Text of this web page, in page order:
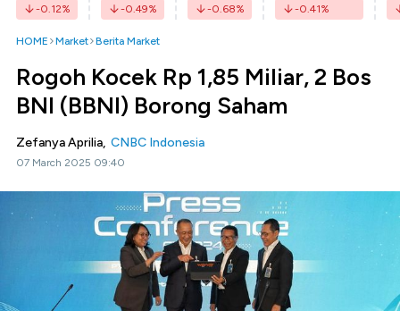
-0.12% -0.49% -0.68% -0.41%
HOME Market Berita Market
Rogoh Kocek Rp 1,85 Miliar, 2 Bos
BNI (BBNI) Borong Saham
Zefanya Aprilia, CNBC Indonesia
07 March 2025 09:40